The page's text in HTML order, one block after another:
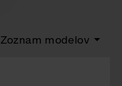
Zoznam modelov